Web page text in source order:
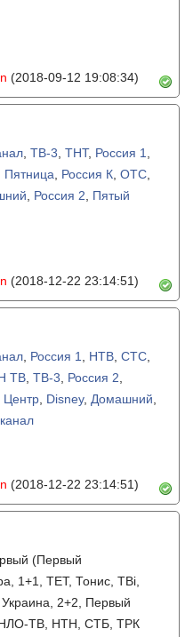
(2018-09-12 19:08:34)
ТВ-3 THT, Россия 1
Пятница Россия К ОТС
Россия 2
Пятый
(2018-12-22 23:14:51)
Россия 1 НТВ СТС
ТВ ТВ-3 Россия 2
Disney, Домашний
(2018-12-22 23:14:51)
(Первый
1+1, ТЕТ, Тонис, ТВі,
2+2, Первый
ТВ, НТН, СТБ, ТРК